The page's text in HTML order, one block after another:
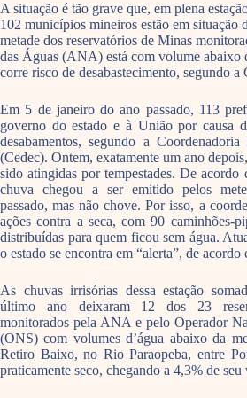
A situação é tão grave que, em plena
102 municípios mineiros estão em situação
metade dos reservatórios de Minas
das Águas (ANA) está com volume abaixo
corre risco de desabastecimento, segundo a
Em 5 de janeiro do ano passado, 113
governo do estado e à União por causa
desabamentos, segundo a
(Cedec). Ontem, exatamente um ano
sido atingidas por tempestades. De acordo
chuva chegou a ser emitido pelos
passado, mas não chove. Por isso, a
ações contra a seca, com 90 caminhões-
distribuídas para quem ficou sem água.
o estado se encontra em “alerta”, de acordo
As chuvas irrisórias dessa estação
último ano deixaram 12 dos 23
monitorados pela ANA e pelo Operador
(ONS) com volumes d’água abaixo da
Retiro Baixo, no Rio Paraopeba, entre
praticamente seco, chegando a 4,3% de